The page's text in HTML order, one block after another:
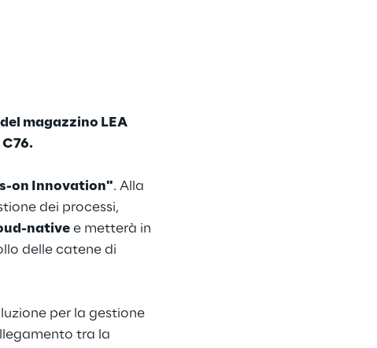
magazzino LEA
on Innovation". Alla
dei processi,
native e metterà in
delle catene di
per la gestione
tra la